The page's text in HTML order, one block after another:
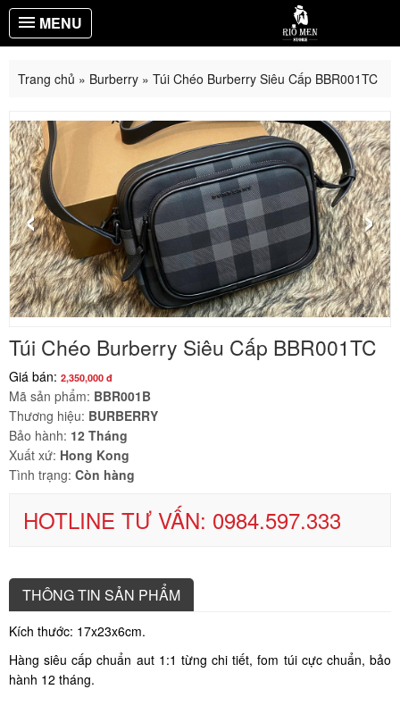
MENU
Trang chủ » Burberry » Túi Chéo Burberry Siêu Cấp BBR001TC
‹ ›
Túi Chéo Burberry Siêu Cấp BBR001TC
Giá bán: 2,350,000 đ
Mã sản phẩm: BBR001B
Thương hiệu: BURBERRY
Bảo hành: 12 Tháng
Xuất xứ: Hong Kong
Tình trạng: Còn hàng
HOTLINE TƯ VẤN: 0984.597.333
THÔNG TIN SẢN PHẨM
Kích thước: 17x23x6cm.
Hàng siêu cấp chuẩn aut 1:1 từng chi tiết, fom túi cực chuẩn, bảo
hành 12 tháng.